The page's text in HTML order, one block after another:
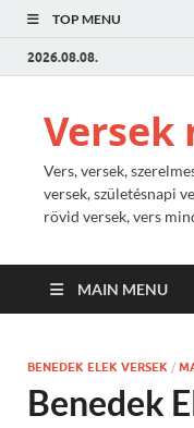
TOP MENU
2026.08.08.
Vers, versek,
versek, születésnapi
rövid versek, vers
MAIN MENU
BENEDEK ELEK VERSEK /
Benedek